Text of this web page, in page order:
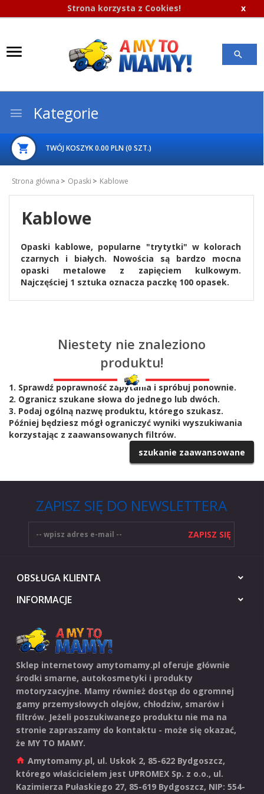
Strona korzysta z Cookies! x
Kategorie
TWÓJ KOSZYK0.00 PLN(0 SZT.)
Strona główna Opaski Kablowe
Kablowe
Opaski kablowe, popularne "trytytki" w kolorach
czarnych i białych. Nowościa są bardzo mocna
opaski metalowe z zapięciem kulkowym.
Najczęściej 1 sztuka oznacza paczkę 100 opasek.
Niestety nie znaleziono
produktu!
1. Sprawdź poprawność zapytania i spróbuj ponownie.
2. Ogranicz szukane słowa do jednego lub dwóch.
3. Podaj ogólną nazwę produktu, którego szukasz.
Później będziesz mógł ograniczyć wyniki wyszukiwania
korzystając z zaawansowanych filtrów.
szukanie zaawansowane
ZAPISZ SIĘ DO NEWSLETTERA
ZAPISZ SIĘ
OBSŁUGA KLIENTA
INFORMACJE
Sklep internetowy amytomamy.pl oferuje głównie
środki smarne, autokosmetyki i produkty
motoryzacyjne. Mamy również dostęp do ogromnej
gamy przemysłowych olejów, chłodziw, smarów i
filtrów. Jeżeli poszukiwanego produktu nie ma na
stronie zapraszamy do kontaktu - może się okazać,
że MY TO MAMY.
Amytomamy.pl, ul. Uskok 2, 85-622 Bydgoszcz,
którego właścicielem jest UPROMEX Sp. z o.o., ul.
Kazimierza Pułaskiego 27, 85-619 Bydgoszcz, NIP: 554-